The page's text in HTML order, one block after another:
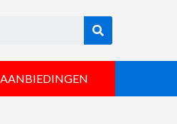
AANBIEDINGEN